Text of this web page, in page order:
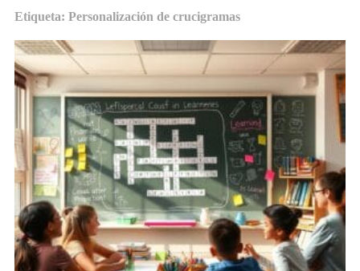
Etiqueta: Personalización de crucigramas